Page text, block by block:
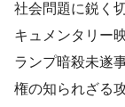
社会問題に鋭く
キュメンタリー
ランプ暗殺未遂
権の知られざる